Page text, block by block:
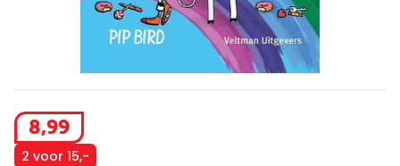
8,99
2 voor 15,-